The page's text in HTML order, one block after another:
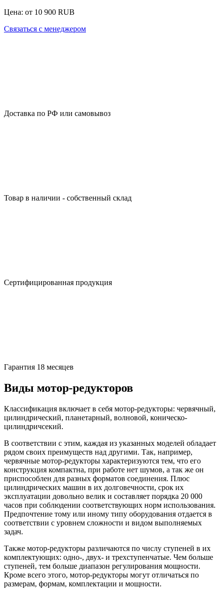
Цена: от 10 900 RUB
Связаться с менеджером
Доставка по РФ или самовывоз
Товар в наличии - собственный склад
Сертифицированная продукция
Гарантия 18 месяцев
Виды мотор-редукторов
Классификация включает в себя мотор-редукторы: червячный,
цилиндрический, планетарный, волновой, коническо-
цилиндричсекий.
В соответствии с этим, каждая из указанных моделей обладает
рядом своих преимуществ над другими. Так, например,
червячные мотор-редукторы характеризуются тем, что его
конструкция компактна, при работе нет шумов, а так же он
приспособлен для разных форматов соединения. Плюс
цилиндрических машин в их долговечности, срок их
эксплуатации довольно велик и составляет порядка 20 000
часов при соблюдении соответствующих норм использования.
Предпочтение тому или иному типу оборудования отдается в
соответствии с уровнем сложности и видом выполняемых
задач.
Также мотор-редукторы различаются по числу ступеней в их
комплектующих: одно-, двух- и трехступенчатые. Чем больше
ступеней, тем больше диапазон регулирования мощности.
Кроме всего этого, мотор-редукторы могут отличаться по
размерам, формам, комплектации и мощности.